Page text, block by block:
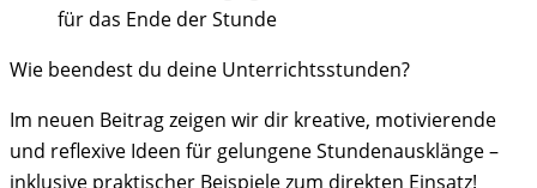
Wie beendest du deine Unterrichtsstunden?
Im neuen Beitrag zeigen wir dir kreative, motivierende
und reflexive Ideen für gelungene Stundenausklänge –
inklusive praktischer Beispiele zum direkten Einsatz!